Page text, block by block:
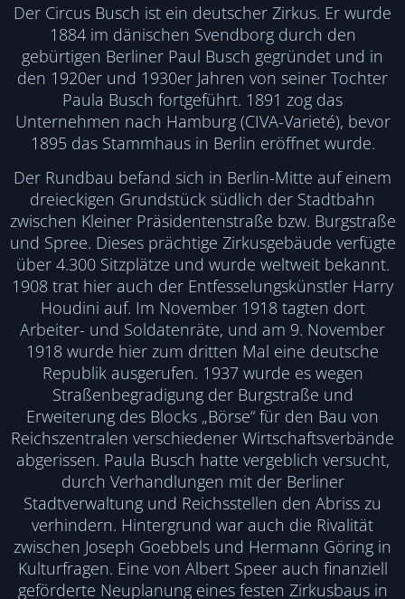
Der Circus Busch ist ein deutscher Zirkus. Er wurde
1884 im dänischen Svendborg durch den
gebürtigen Berliner Paul Busch gegründet und in
den 1920er und 1930er Jahren von seiner Tochter
Paula Busch fortgeführt. 1891 zog das
Unternehmen nach Hamburg (CIVA-Varieté), bevor
1895 das Stammhaus in Berlin eröffnet wurde.
Der Rundbau befand sich in Berlin-Mitte auf einem
dreieckigen Grundstück südlich der Stadtbahn
zwischen Kleiner Präsidentenstraße bzw. Burgstraße
und Spree. Dieses prächtige Zirkusgebäude verfügte
über 4.300 Sitzplätze und wurde weltweit bekannt.
1908 trat hier auch der Entfesselungskünstler Harry
Houdini auf. Im November 1918 tagten dort
Arbeiter- und Soldatenräte, und am 9. November
1918 wurde hier zum dritten Mal eine deutsche
Republik ausgerufen. 1937 wurde es wegen
Straßenbegradigung der Burgstraße und
Erweiterung des Blocks „Börse“ für den Bau von
Reichszentralen verschiedener Wirtschaftsverbände
abgerissen. Paula Busch hatte vergeblich versucht,
durch Verhandlungen mit der Berliner
Stadtverwaltung und Reichsstellen den Abriss zu
verhindern. Hintergrund war auch die Rivalität
zwischen Joseph Goebbels und Hermann Göring in
Kulturfragen. Eine von Albert Speer auch finanziell
geförderte Neuplanung eines festen Zirkusbaus in